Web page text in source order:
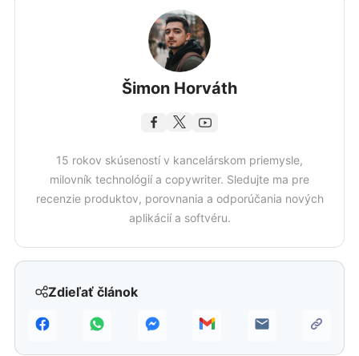
Zdieľať článok
Šimon Horváth
15 rokov skúseností v kancelárskom priemysle,
milovník technológií a copywriter. Sledujte ma pre
recenzie produktov, porovnania a odporúčania nových
aplikácií a softvéru.